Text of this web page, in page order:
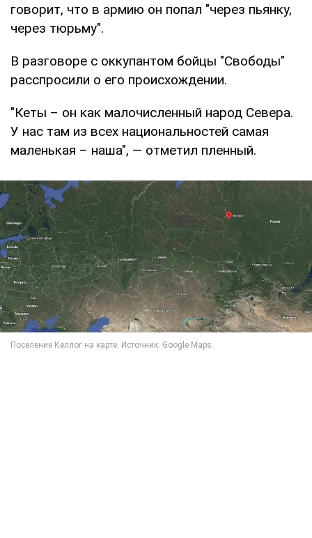
говорит, что в армию он попал "через пьянку,
через тюрьму".
В разговоре с оккупантом бойцы "Свободы"
расспросили о его происхождении.
"Кеты – он как малочисленный народ Севера.
У нас там из всех национальностей самая
маленькая – наша", — отметил пленный.